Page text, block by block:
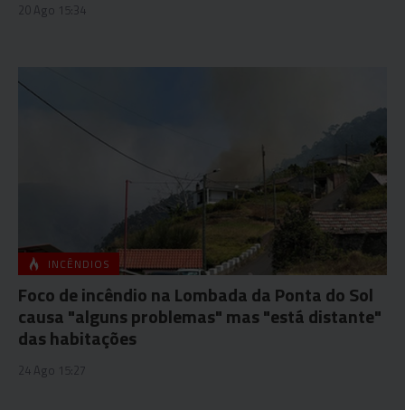
20 Ago 15:34
INCÊNDIOS
Foco de incêndio na Lombada da Ponta do Sol
causa "alguns problemas" mas "está distante"
das habitações
24 Ago 15:27